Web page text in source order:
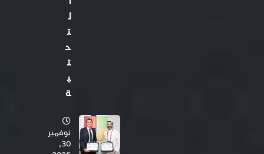
ل
ت
ح
ت
ي
ة
نوفمبر
30,